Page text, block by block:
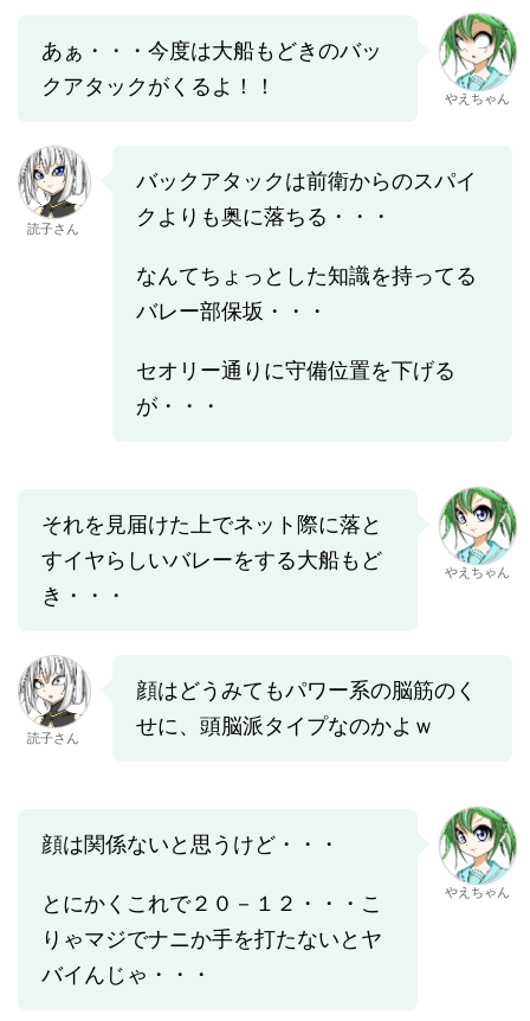
あぁ・・・今度は大船もどきのバッ
クアタックがくるよ！！
やえちゃん
読子さん
バックアタックは前衛からのスパイ
クよりも奥に落ちる・・・
なんてちょっとした知識を持ってる
バレー部保坂・・・
セオリー通りに守備位置を下げる
が・・・
それを見届けた上でネット際に落と
すイヤらしいバレーをする大船もど
き・・・
やえちゃん
読子さん
顔はどうみてもパワー系の脳筋のく
せに、頭脳派タイプなのかよｗ
顔は関係ないと思うけど・・・
とにかくこれで２０－１２・・・こ
りゃマジでナニか手を打たないとヤ
バイんじゃ・・・
やえちゃん